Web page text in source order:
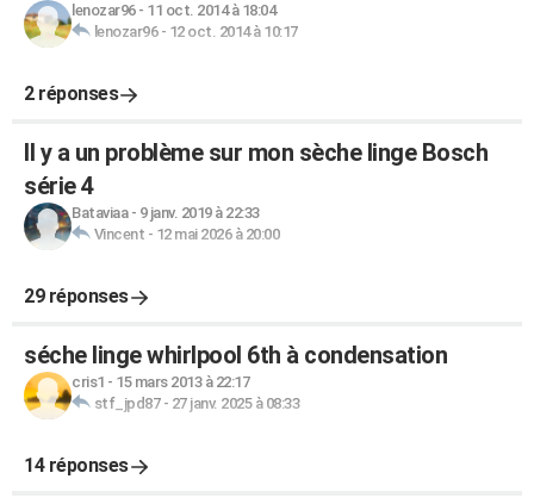
lenozar96- 11 oct. 2014 à 18:04
lenozar96- 12 oct. 2014 à 10:17
2 réponses
Il y a un problème sur mon sèche linge Bosch
série 4
Bataviaa- 9 janv. 2019 à 22:33
Vincent - 12 mai 2026 à 20:00
29 réponses
séche linge whirlpool 6th à condensation
cris1 - 15 mars 2013 à 22:17
stf_jpd87- 27 janv. 2025 à 08:33
14 réponses